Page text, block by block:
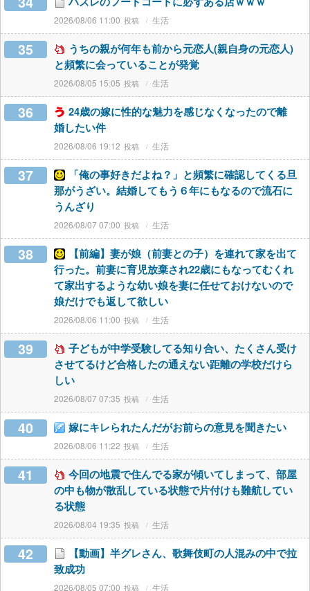
2026/08/06 11:00 生活
35
うちの親が何年も前から元恋人(親自身の元恋人)
と頻繁に会っていることが発覚
2026/08/05 15:05 生活
36
24歳の嫁に性的な魅力を感じなくなったので離
婚したい件
2026/08/06 19:12 生活
37
「俺の事好きだよね？」と頻繁に確認してくる旦
那がうざい。結婚してもう６年にもなるので流石に
うんざり
2026/08/07 07:00 生活
38
【前編】妻が娘（前妻との子）を連れて家を出て
行った。前妻に育児放棄され22歳にもなってむくれ
て家出するような幼い娘を妻に任せておけないので
娘だけでも返して欲しい
2026/08/06 11:00 生活
39
子どもが中学受験してる知り合い、たくさん受け
させてるけど合格したの通えない距離の学校だけら
しい
2026/08/07 07:35 生活
40 嫁にキレられたんだがお前らの意見を聞きたい
2026/08/06 11:22 生活
41
今回の地震で住んでる家が傾いてしまって、部屋
の中も物が散乱している状態で片付けも難航してい
る状態
2026/08/04 19:35 生活
42
【動画】半グレさん、歌舞伎町の人混みの中で拉
致成功
2026/08/05 07:00 生活